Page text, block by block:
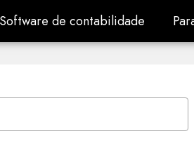
Software de contabilidade
Software de contabilidade